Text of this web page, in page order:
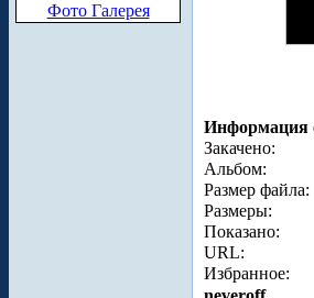
Фото Галерея
Информация
Закачено:
Альбом:
Размер файла:
Размеры:
Показано:
URL:
Избранное: